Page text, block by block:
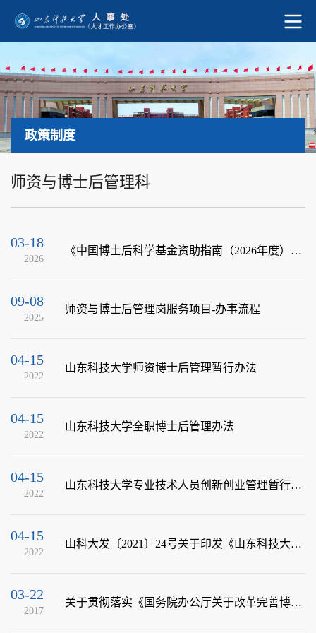
政策制度
师资与博士后管理科
03-18
2026
《中国博士后科学基金资助指南（2026年度）》政策解读
09-08
2025
师资与博士后管理岗服务项目-办事流程
04-15
2022
山东科技大学师资博士后管理暂行办法
04-15
2022
山东科技大学全职博士后管理办法
04-15
2022
山东科技大学专业技术人员创新创业管理暂行办法
04-15
2022
山科大发〔2021〕24号关于印发《山东科技大学教师国（境）内外访学管理办法》等3项...
03-22
2017
关于贯彻落实《国务院办公厅关于改革完善博士后制度的意见》有关问题的通知